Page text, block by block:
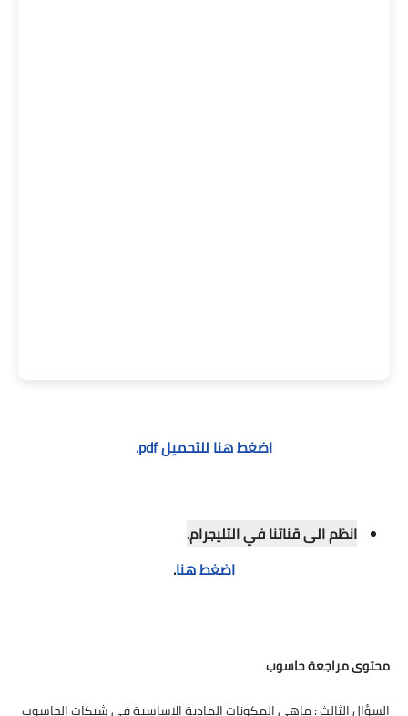
اضغط هنا للتحميل pdf.
انظم الى قناتنا في التليجرام.
اضغط هنا.
محتوى مراجعة حاسوب
السؤال الثالث : ماهي المكونات المادية الاساسية في شبكات الحاسوب